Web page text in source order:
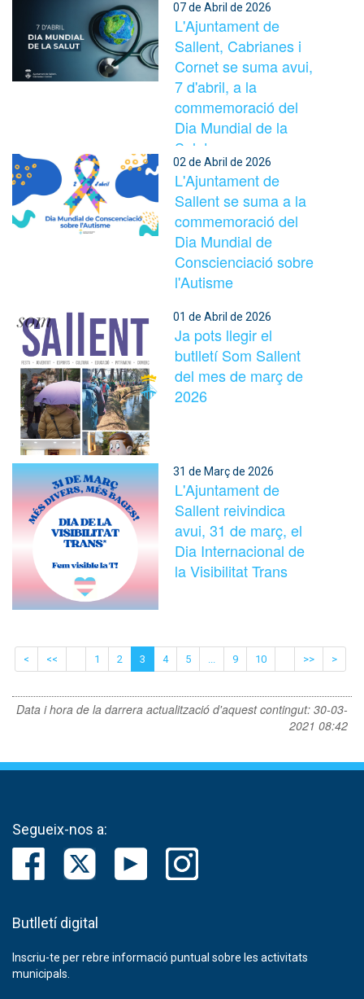
07 de Abril de 2026
L'Ajuntament de
Sallent, Cabrianes i
Cornet se suma avui,
7 d'abril, a la
commemoració del
Dia Mundial de la
Salut.
02 de Abril de 2026
L'Ajuntament de
Sallent se suma a la
commemoració del
Dia Mundial de
Conscienciació sobre
l'Autisme
01 de Abril de 2026
Ja pots llegir el
butlletí Som Sallent
del mes de març de
2026
31 de Març de 2026
L'Ajuntament de
Sallent reivindica
avui, 31 de març, el
Dia Internacional de
la Visibilitat Trans
< << 1 2 3 4 5 ... 9 10 >> >
Data i hora de la darrera actualització d'aquest contingut: 30-03-
2021 08:42
Segueix-nos a:
Butlletí digital
Inscriu-te per rebre informació puntual sobre les activitats
municipals.